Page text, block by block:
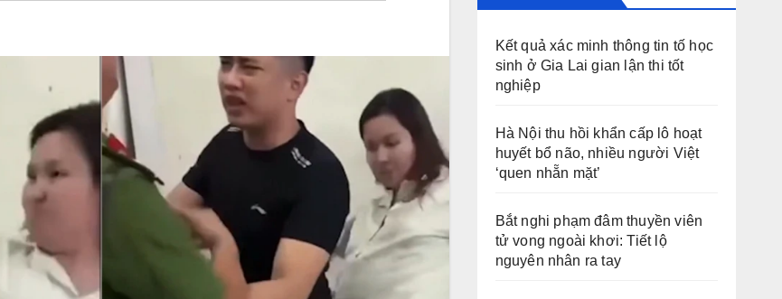
Kết quả xác minh thông tin tố học
sinh ở Gia Lai gian lận thi tốt
nghiệp
Hà Nội thu hồi khẩn cấp lô hoạt
huyết bổ não, nhiều người Việt
‘quen nhẵn mặt’
Bắt nghi phạm đâm thuyền viên
tử vong ngoài khơi: Tiết lộ
nguyên nhân ra tay